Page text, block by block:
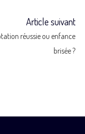
Article suivant
réussie ou enfance
brisée ?